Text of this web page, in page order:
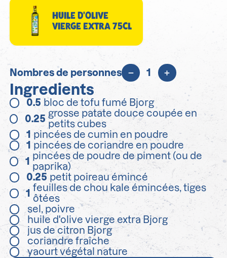
HUILE D'OLIVE
VIERGE EXTRA 75CL
Nombres de personnes 1
Ingredients
0.5 bloc de tofu fumé Bjorg
0.25 grosse patate douce coupée en
petits cubes
1 pincées de cumin en poudre
1 pincées de coriandre en poudre
1 pincées de poudre de piment (ou de
paprika)
0.25 petit poireau émincé
1 feuilles de chou kale émincées, tiges
ôtées
sel, poivre
huile d'olive vierge extra Bjorg
jus de citron Bjorg
coriandre fraîche
yaourt végétal nature